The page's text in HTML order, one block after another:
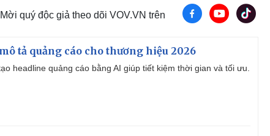
Mời quý độc giả theo dõi VOV.VN trên
tả quảng cáo cho thương hiệu 2026
headline quảng cáo bằng AI giúp tiết kiệm thời gian và tối ưu.